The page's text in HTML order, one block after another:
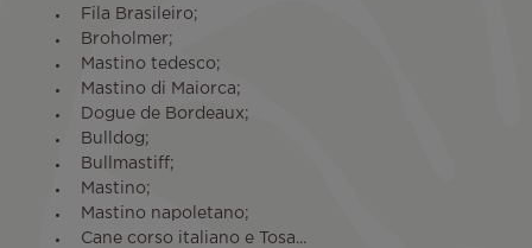
Fila Brasileiro;
Broholmer;
Mastino tedesco;
Mastino di Maiorca;
Dogue de Bordeaux;
Bulldog;
Bullmastiff;
Mastino;
Mastino napoletano;
Cane corso italiano e Tosa...